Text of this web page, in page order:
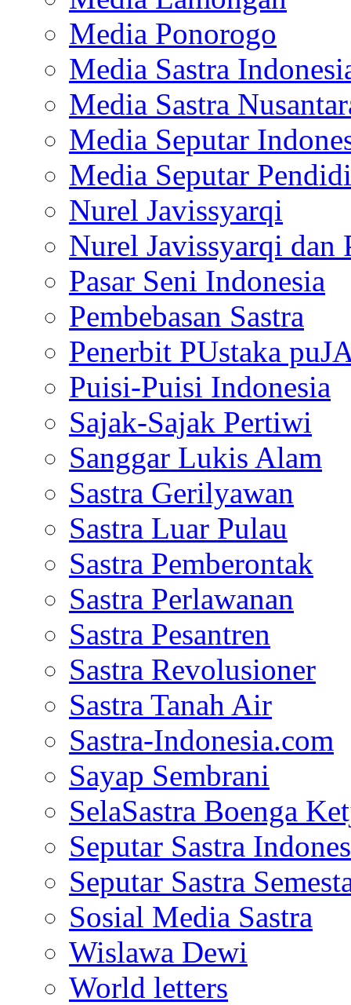
Media Ponorogo
Media Sastra
Media Sastra
Media Seputar
Media Seputar
Nurel Javissyarqi
Nurel Javissyarqi dan
Pasar Seni Indonesia
Pembebasan Sastra
Penerbit PUstaka
Puisi-Puisi Indonesia
Sajak-Sajak Pertiwi
Sanggar Lukis Alam
Sastra Gerilyawan
Sastra Luar Pulau
Sastra Pemberontak
Sastra Perlawanan
Sastra Pesantren
Sastra Revolusioner
Sastra Tanah Air
Sastra-Indonesia.com
Sayap Sembrani
SelaSastra Boenga
Seputar Sastra
Seputar Sastra
Sosial Media Sastra
Wislawa Dewi
World letters